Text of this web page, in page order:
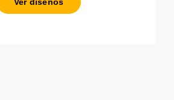
Ver diseños